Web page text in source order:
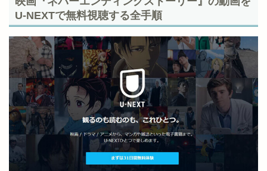
U-NEXTで無料視聴する全手順